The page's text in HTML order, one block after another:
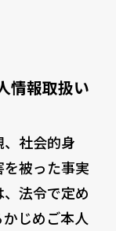
情報取扱い
社会的身
被った事実
法令で定め
じめご本人